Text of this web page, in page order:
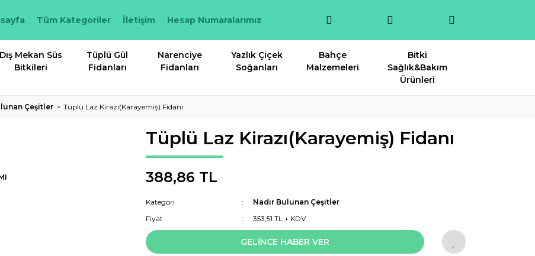
Tüm Kategoriler İletişim Hesap Numaralarımız
Dış Mekan Süs
Bitkileri
Tüplü Gül
Fidanları
Narenciye
Fidanları
Yazlık Çiçek
Soğanları
Bahçe
Malzemeleri
Bitki
Sağlık&Bakım
Ürünleri
Çeşitler Tüplü Laz Kirazı(Karayemiş) Fidanı
Tüplü Laz Kirazı(Karayemiş) Fidanı
388,86 TL
Kategori
Nadir Bulunan Çeşitler
Fiyat
353,51 TL + KDV
GELİNCE HABER VER